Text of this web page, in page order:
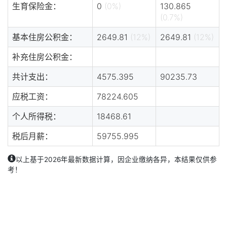
生育保险金：
0 (0%)
130.865
(0.7%)
基本住房公积金：
2649.81 (12%) 2649.81 (12%)
补充住房公积金：
共计支出：
4575.395
90235.73
应税工资：
78224.605
个人所得税：
18468.61
税后月薪：
59755.995
以上基于2026年最新数据计算，因企业缴纳各异，本结果仅供参
考！